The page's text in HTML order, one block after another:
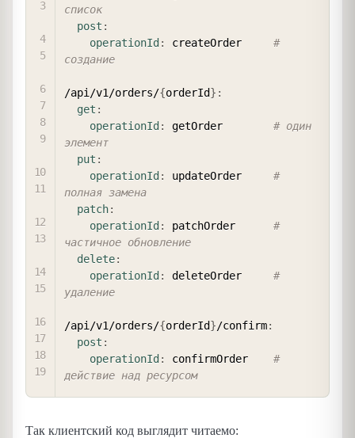
список
post :
operationId : createOrder #
создание
/api/v1/orders/{orderId} :
get :
operationId : getOrder # один
элемент
put :
operationId : updateOrder #
полная замена
patch:
operationId : patchOrder #
частичное обновление
delete:
operationId : deleteOrder #
удаление
/api/v1/orders/{orderId}/confirm:
post :
operationId : confirmOrder #
действие над ресурсом
Так клиентский код выглядит читаемо: